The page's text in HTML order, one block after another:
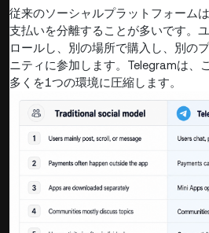
従来のソーシャルプラットフォーム
支払いを分離することが多いです。
ロールし、別の場所で購入し、別の
ニティに参加します。Telegramは、
多くを1つの環境に圧縮します。